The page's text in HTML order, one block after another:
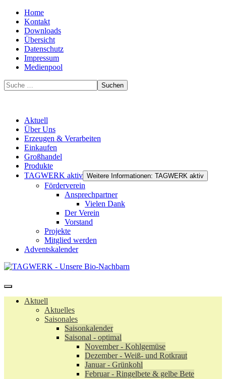
Home
Kontakt
Downloads
Übersicht
Datenschutz
Impressum
Medienpool
Suchen
Aktuell
Über Uns
Erzeugen & Verarbeiten
Einkaufen
Großhandel
Produkte
TAGWERK aktiv Weitere Informationen: TAGWERK aktiv
Förderverein
Ansprechpartner
Vielen Dank
Der Verein
Vorstand
Projekte
Mitglied werden
Adventskalender
Aktuell
Aktuelles
Saisonales
Saisonkalender
Saisonal - optimal
November - Kohlgemüse
Dezember - Weiß- und Rotkraut
Januar - Grünkohl
Februar - Ringelbete & gelbe Bete